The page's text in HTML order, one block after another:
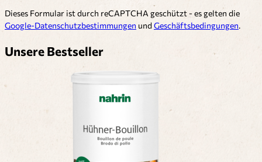
Dieses Formular ist durch reCAPTCHA geschützt - es gelten die
Google-Datenschutzbestimmungen und Geschäftsbedingungen.
Unsere Bestseller